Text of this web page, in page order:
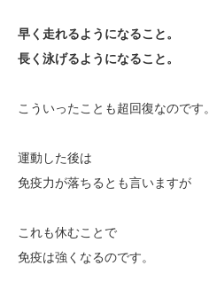
早く走れるようになること。
長く泳げるようになること。
こういったことも超回復なのです。
運動した後は
免疫力が落ちるとも言いますが
これも休むことで
免疫は強くなるのです。